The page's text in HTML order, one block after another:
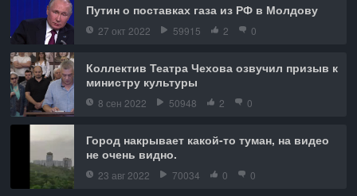
Путин о поставках газа из РФ в Молдову
27 окт 2022 59915 2 0
Коллектив Театра Чехова озвучил призыв к
министру культуры
8 сен 2022 50948 2 0
Город накрывает какой-то туман, на видео
не очень видно.
23 авг 2022 70034 0 0